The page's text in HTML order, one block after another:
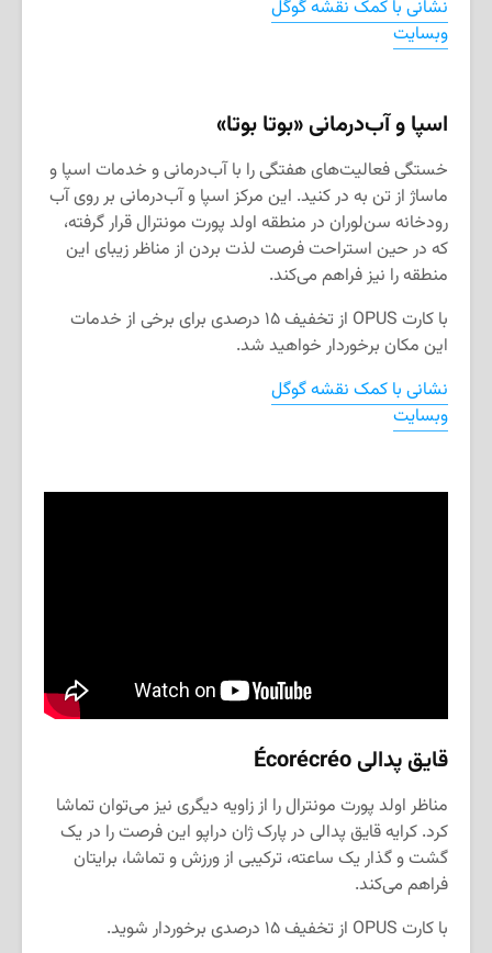
نشانی با کمک نقشه گوگل
وبسایت
اسپا و آب‌درمانی «بوتا بوتا»
خستگی فعالیت‌های هفتگی را با آب‌درمانی و خدمات اسپا و
ماساژ از تن به در کنید. این مرکز اسپا و آب‌درمانی بر روی آب
رودخانه سن‌لوران در منطقه اولد پورت مونترال قرار گرفته،
که در حین استراحت فرصت لذت بردن از مناظر زیبای این
منطقه را نیز فراهم می‌کند.
با کارت OPUS
از تخفیف ۱۵ درصدی برای برخی از خدمات
این مکان برخوردار خواهید شد.
نشانی با کمک نقشه گوگل
وبسایت
قایق پدالیÉcorécréo
مناظر اولد پورت مونترال را از زاویه دیگری نیز می‌توان تماشا
کرد. کرایه قایق پدالی در پارک ژان دراپو این فرصت را در یک
گشت و گذار یک ساعته، ترکیبی از ورزش و تماشا، برایتان
فراهم می‌کند.
با کارت OPUS از تخفیف ۱۵ درصدی برخوردار شوید.